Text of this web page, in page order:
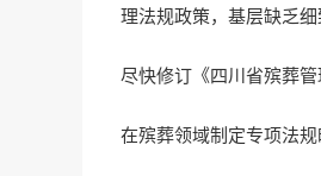
理法规政策，基层缺乏
尽快修订《四川省殡葬
在殡葬领域制定专项法